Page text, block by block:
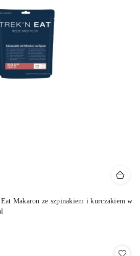
Makaron ze szpinakiem i kurczakiem w